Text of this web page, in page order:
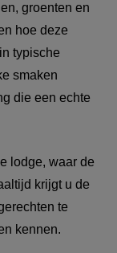
groenten en
hoe deze
typische
smaken
die een echte
lodge, waar de
krijgt u de
te
kennen.